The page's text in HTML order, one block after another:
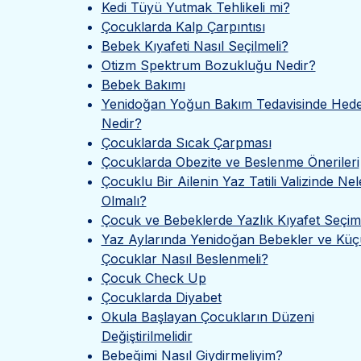
Kedi Tüyü Yutmak Tehlikeli mi?
Çocuklarda Kalp Çarpıntısı
Bebek Kıyafeti Nasıl Seçilmeli?
Otizm Spektrum Bozukluğu Nedir?
Bebek Bakımı
Yenidoğan Yoğun Bakım Tedavisinde
Nedir?
Çocuklarda Sıcak Çarpması
Çocuklarda Obezite ve Beslenme Önerileri
Çocuklu Bir Ailenin Yaz Tatili Valizinde
Olmalı?
Çocuk ve Bebeklerde Yazlık Kıyafet
Yaz Aylarında Yenidoğan Bebekler ve
Çocuklar Nasıl Beslenmeli?
Çocuk Check Up
Çocuklarda Diyabet
Okula Başlayan Çocukların Düzeni
Değiştirilmelidir
Bebeğimi Nasıl Giydirmeliyim?